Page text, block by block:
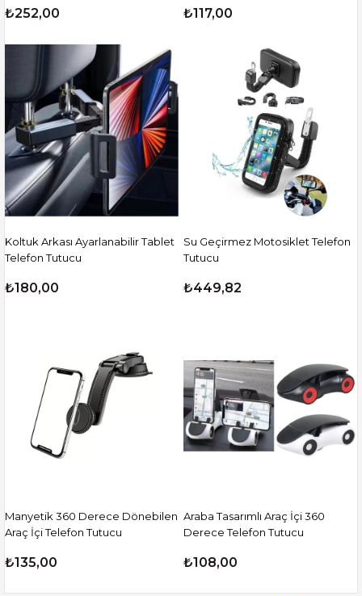
₺252,00 ₺117,00
Koltuk Arkası Ayarlanabilir Tablet
Telefon Tutucu
₺180,00
Su Geçirmez Motosiklet Telefon
Tutucu
₺449,82
Manyetik 360 Derece Dönebilen
Araç İçi Telefon Tutucu
₺135,00
Araba Tasarımlı Araç İçi 360
Derece Telefon Tutucu
₺108,00